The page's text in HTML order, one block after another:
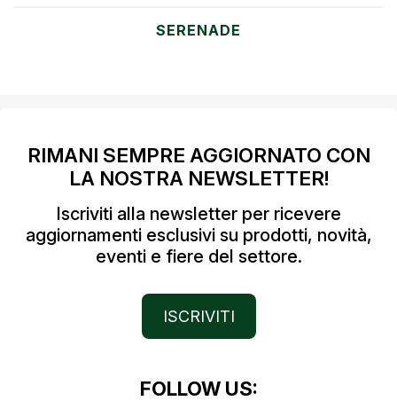
SERENADE
RIMANI SEMPRE AGGIORNATO CON
LA NOSTRA NEWSLETTER!
Iscriviti alla newsletter per ricevere
aggiornamenti esclusivi su prodotti, novità,
eventi e fiere del settore.
ISCRIVITI
FOLLOW US: